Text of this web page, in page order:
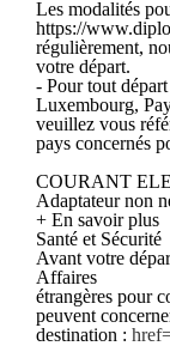
Les modalités
https://
régulièrement,
votre départ.
- Pour tout
Luxembourg,
veuillez vous
pays concernés
COURANT
Adaptateur non
+ En savoir plus
Santé et Sécurité
Avant votre
Affaires
étrangères pour
peuvent
destination :